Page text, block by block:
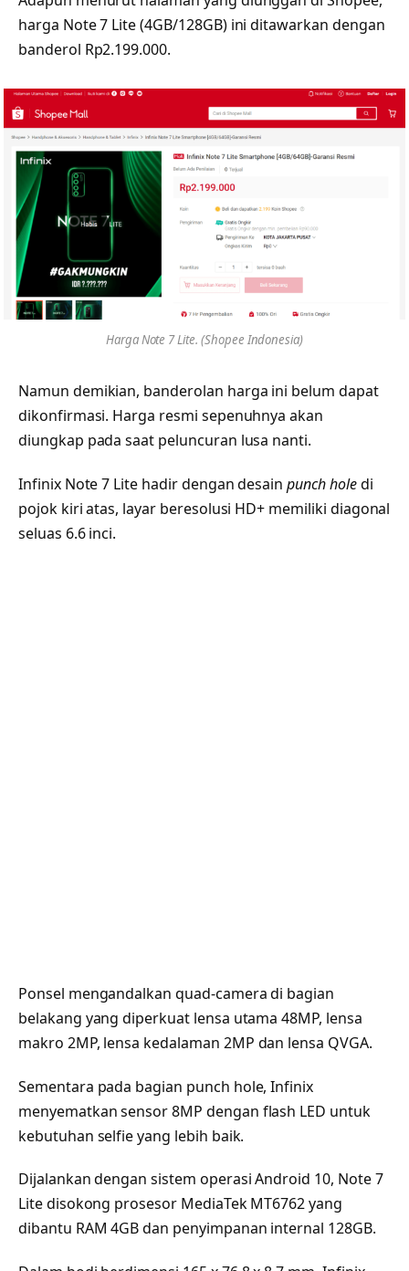
harga Note 7 Lite (4GB/128GB) ini ditawarkan dengan
banderol Rp2.199.000.
Harga Note 7 Lite. (Shopee Indonesia)
Namun demikian, banderolan harga ini belum dapat
dikonfirmasi. Harga resmi sepenuhnya akan
diungkap pada saat peluncuran lusa nanti.
Infinix Note 7 Lite hadir dengan desainpunch holedi
pojok kiri atas, layar beresolusi HD+ memiliki diagonal
seluas 6.6 inci.
Ponsel mengandalkan quad-camera di bagian
belakang yang diperkuat lensa utama 48MP, lensa
makro 2MP, lensa kedalaman 2MP dan lensa QVGA.
Sementara pada bagian punch hole, Infinix
menyematkan sensor 8MP dengan flash LED untuk
kebutuhan selfie yang lebih baik.
Dijalankan dengan sistem operasi Android 10, Note 7
Lite disokong prosesor MediaTek MT6762 yang
dibantu RAM 4GB dan penyimpanan internal 128GB.